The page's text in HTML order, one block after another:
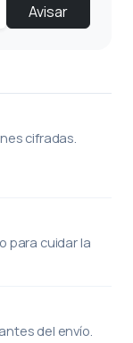
Avisar
cifradas.
para cuidar la
del envío.